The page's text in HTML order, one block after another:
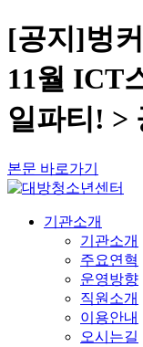
[공지]벙
11월 ICT
일파티! >
본문 바로가기
기관소개
기관소개
주요연혁
운영방향
직원소개
이용안내
오시는길